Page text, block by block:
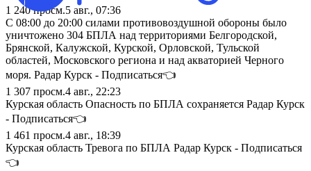
1 240просм.5 авг., 07:36
С 08:00 до 20:00 силами противовоздушной обороны было
уничтожено 304 БПЛА над территориями Белгородской,
Брянской, Калужской, Курской, Орловской, Тульской
областей, Московского региона и над акваторией Черного
моря. Радар Курск - Подписаться👈
1 307 просм.4 авг., 22:23
Курская область Опасность по БПЛА сохраняется Радар Курск
- Подписаться👈
1 461 просм.4 авг., 18:39
Курская область Тревога по БПЛА Радар Курск - Подписаться
👈